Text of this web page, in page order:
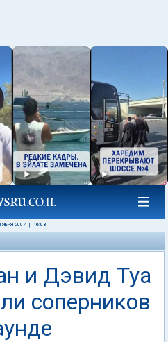
2007 16:03
и Дэвид Туа
соперников